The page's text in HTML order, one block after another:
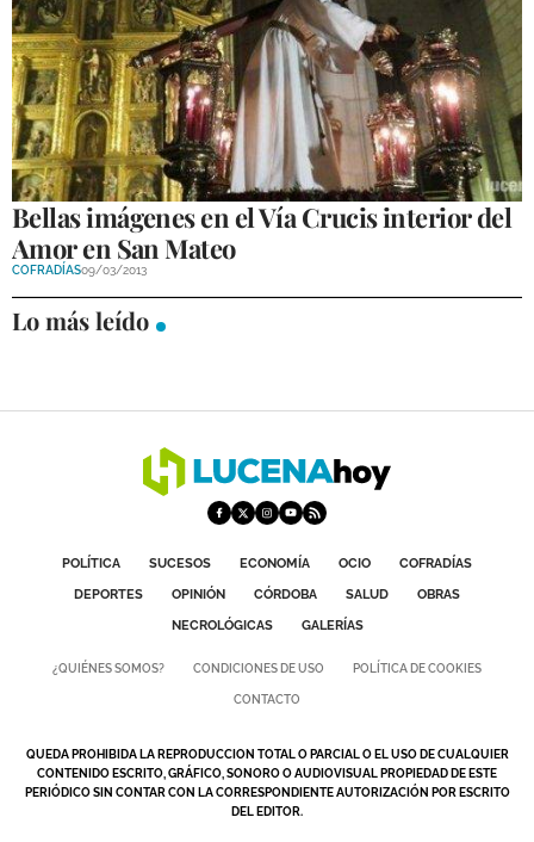
Bellas imágenes en el Vía Crucis interior del
Amor en San Mateo
COFRADÍAS09/03/2013
Lo más leído
POLÍTICA SUCESOS ECONOMÍA OCIO
COFRADÍAS
DEPORTES
OPINIÓN CÓRDOBA SALUD
OBRAS
NECROLÓGICAS
GALERÍAS
¿QUIÉNES SOMOS? CONDICIONES DE USO POLÍTICA DE COOKIES
CONTACTO
QUEDA PROHIBIDA LA REPRODUCCION TOTAL O PARCIAL O EL USO DE CUALQUIER
CONTENIDO ESCRITO, GRÁFICO, SONORO O AUDIOVISUAL PROPIEDAD DE ESTE
PERIÓDICO SIN CONTAR CON LA CORRESPONDIENTE AUTORIZACIÓN POR ESCRITO
DEL EDITOR.